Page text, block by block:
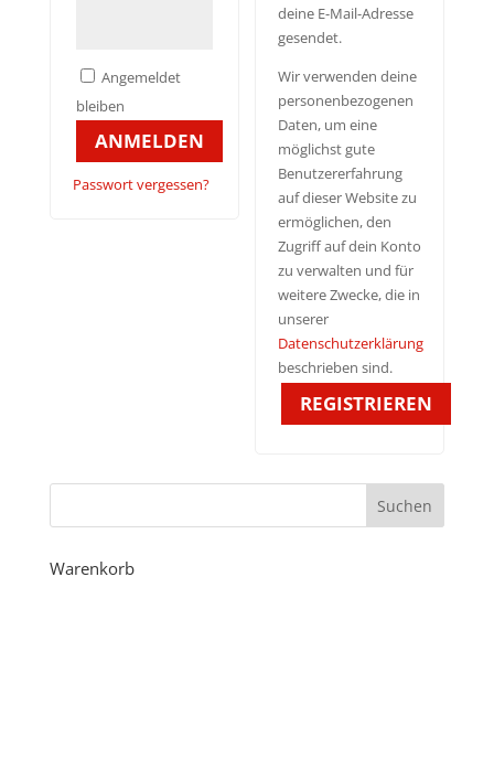
Angemeldet
bleiben
ANMELDEN
Passwort vergessen?
deine E-Mail-Adresse
gesendet.
Wir verwenden deine
personenbezogenen
Daten, um eine
möglichst gute
Benutzererfahrung
auf dieser Website zu
ermöglichen, den
Zugriff auf dein Konto
zu verwalten und für
weitere Zwecke, die in
unserer
Datenschutzerklärung
beschrieben sind.
REGISTRIEREN
Suchen
Warenkorb